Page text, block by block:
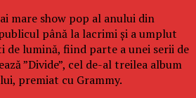
mare show pop al anului din
până la lacrimi şi a umplut
de lumină, fiind parte a unei serii de
”Divide”, cel de-al treilea album
premiat cu Grammy.